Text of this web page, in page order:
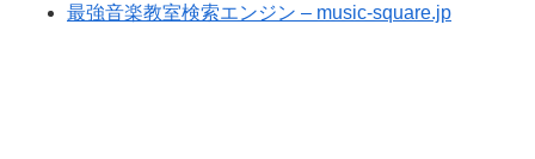
最強音楽教室検索エンジン – music-square.jp